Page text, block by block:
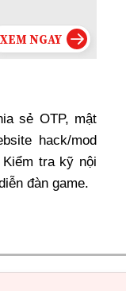
sẻ OTP, mật
hack/mod
tra kỹ nội
đàn game.